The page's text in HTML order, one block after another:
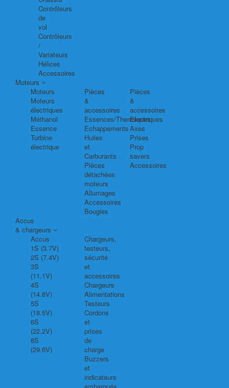
Contrôleurs
de
vol
Contrôleurs
/
Variateurs
Hélices
Accessoires
Moteurs
Moteurs
Moteurs
électriques
Méthanol
Essence
Turbine
électrique
Pièces
&
accessoires
Essences/Thermiques
Echappements
Huiles
et
Carburants
Pièces
détachées
moteurs
Allumages
Accessoires
Bougies
Pièces
&
accessoires
Electriques
Axes
Prises
Prop
savers
Accessoires
Accus
& chargeurs
Accus
1S (3.7V)
2S (7.4V)
3S
(11,1V)
4S
(14.8V)
5S
(18.5V)
6S
(22.2V)
8S
(29.6V)
Chargeurs,
testeurs,
sécurité
et
accessoires
Chargeurs
Alimentations
Testeurs
Cordons
et
prises
de
charge
Buzzers
et
indicateurs
embarqués